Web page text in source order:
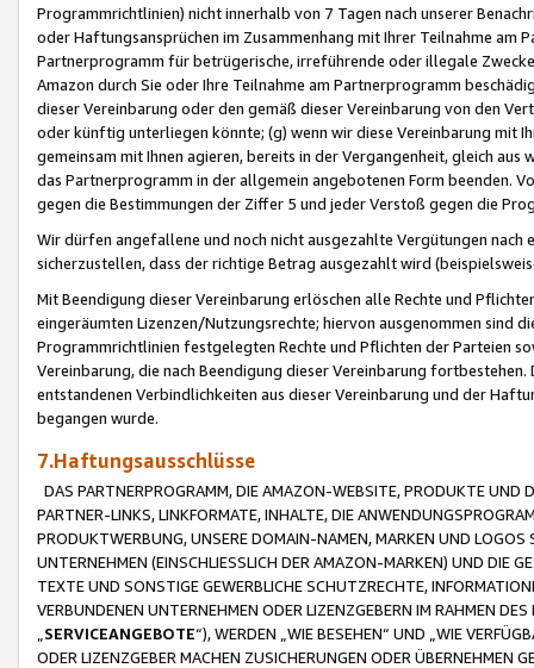
Programmrichtlinien) nicht innerhalb von 7 Tagen nach unserer
oder Haftungsansprüchen im Zusammenhang mit Ihrer Teilnahme am
Partnerprogramm für betrügerische, irreführende oder illegale
Amazon durch Sie oder Ihre Teilnahme am Partnerprogramm
dieser Vereinbarung oder den gemäß dieser Vereinbarung von den
oder künftig unterliegen könnte; (g) wenn wir diese Vereinbarung mit
gemeinsam mit Ihnen agieren, bereits in der Vergangenheit, gleich
das Partnerprogramm in der allgemein angebotenen Form beenden.
gegen die Bestimmungen der Ziffer 5 und jeder Verstoß gegen die
Wir dürfen angefallene und noch nicht ausgezahlte Vergütungen
sicherzustellen, dass der richtige Betrag ausgezahlt wird
Mit Beendigung dieser Vereinbarung erlöschen alle Rechte und
eingeräumten Lizenzen/Nutzungsrechte; hiervon ausgenommen sind
Programmrichtlinien festgelegten Rechte und Pflichten der Parteien
Vereinbarung, die nach Beendigung dieser Vereinbarung
entstandenen Verbindlichkeiten aus dieser Vereinbarung und der
begangen wurde.
7.Haftungsausschlüsse
DAS PARTNERPROGRAMM, DIE AMAZON-WEBSITE, PRODUKTE UND
PARTNER-LINKS, LINKFORMATE, INHALTE, DIE
PRODUKTWERBUNG, UNSERE DOMAIN-NAMEN, MARKEN UND
UNTERNEHMEN (EINSCHLIESSLICH DER AMAZON-MARKEN) UND DIE
TEXTE UND SONSTIGE GEWERBLICHE SCHUTZRECHTE,
VERBUNDENEN UNTERNEHMEN ODER LIZENZGEBERN IM RAHMEN
SERVICEANGEBOTE“), WERDEN „WIE BESEHEN“ UND „WIE
ODER LIZENZGEBER MACHEN ZUSICHERUNGEN ODER ÜBERNEHMEN